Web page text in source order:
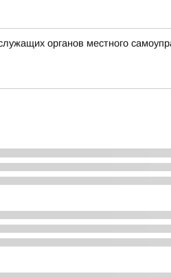
органов местного